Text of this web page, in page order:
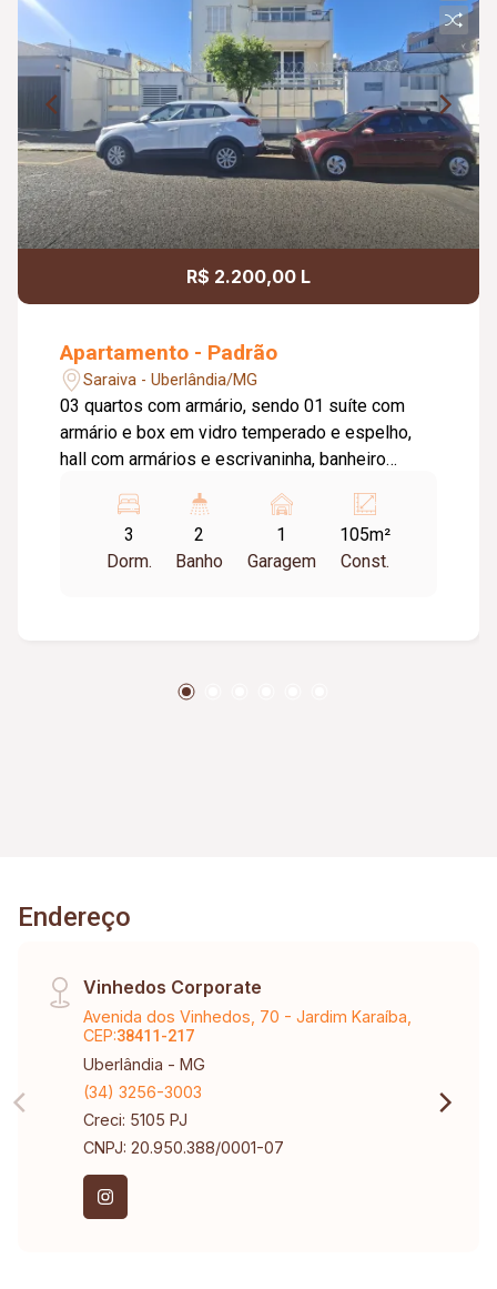
R$ 2.200,00 L
Apartamento - Padrão
Saraiva - Uberlândia/MG
03 quartos com armário, sendo 01 suíte com
armário e box em vidro temperado e espelho,
hall com armários e escrivaninha, banheiro
sala em 02 ambientes com varanda com cortina
de vidro, cozinha com armários, lavanderia com
armários, banheiro de serviço, 01 vaga de
3
Dorm.
2
Banho
1
Garagem
105m²
Const.
Endereço
Vinhedos Corporate
Avenida dos Vinhedos, 70 - Jardim Karaíba,
CEP:38411-217
Uberlândia - MG
(34) 3256-3003
Creci: 5105 PJ
CNPJ: 20.950.388/0001-07